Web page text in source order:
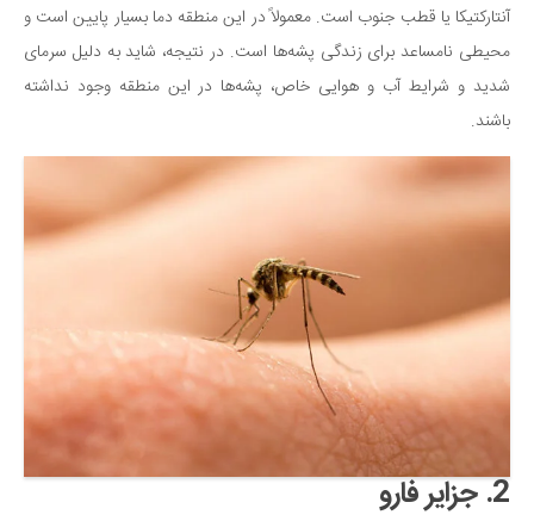
علمی
فناوری‌ها
نجوم و هوا فضا
خودرو
سرگرمی
بازی
فال
مسابقه
اخبار
آنتارکتیکا یا قطب جنوب است. معمولاً در این منطقه دما بسیار پایین است و
محیطی نامساعد برای زندگی پشه‌ها است. در نتیجه، شاید به دلیل سرمای
شدید و شرایط آب و هوایی خاص، پشه‌ها در این منطقه وجود نداشته
باشند.
2. جزایر فارو